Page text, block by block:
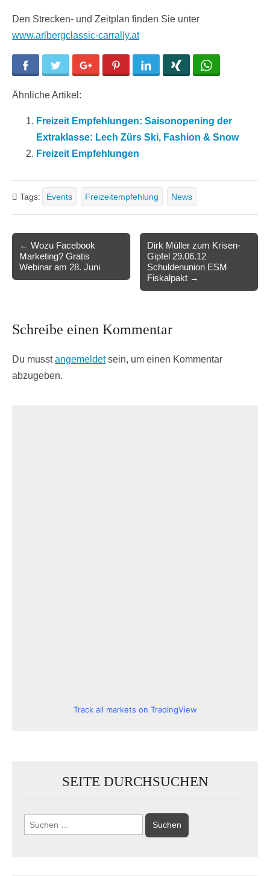
Den Strecken- und Zeitplan finden Sie unter
www.arlbergclassic-carrally.at
Facebook Twitter Google+ Pinterest LinkedIn
Ähnliche Artikel:
Freizeit Empfehlungen: Saisonopening der
Extraklasse: Lech Zürs Ski, Fashion & Snow
Freizeit Empfehlungen
Tags: Events Freizeitempfehlung News
Post
navigation
← Wozu Facebook
Marketing? Gratis
Webinar am 28. Juni
Dirk Müller zum Krisen-
Gipfel 29.06.12
Schuldenunion ESM
Fiskalpakt →
Schreibe einen Kommentar
Du musstangemeldetsein, um einen Kommentar
abzugeben.
Track all markets on TradingView
SEITE DURCHSUCHEN
Suchen
nach: